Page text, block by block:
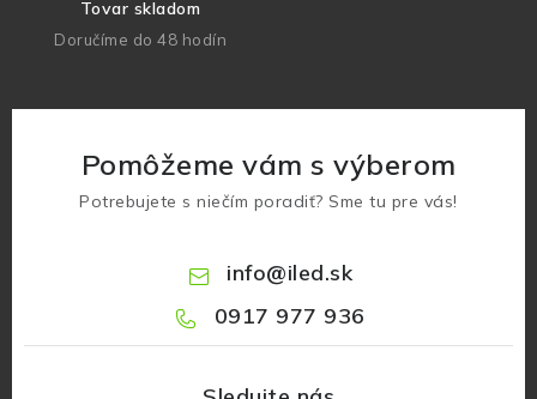
Tovar skladom
Doručíme do 48 hodín
Pomôžeme vám s výberom
Potrebujete s niečím poradiť? Sme tu pre vás!
info@iled.sk
0917 977 936